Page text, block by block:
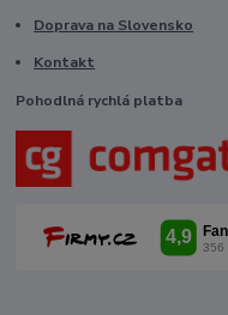
Doprava na Slovensko
Kontakt
Pohodlná rychlá platba